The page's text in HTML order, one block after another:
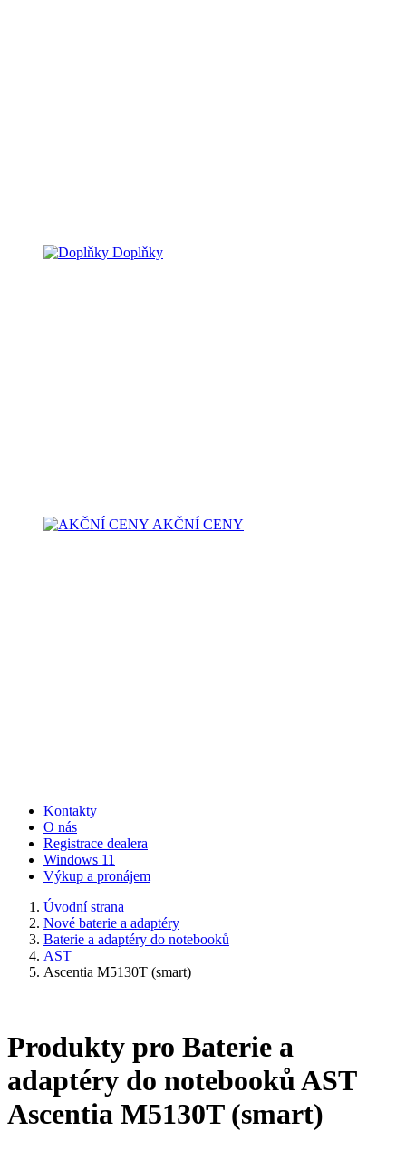
Doplňky
AKČNÍ CENY
Kontakty
O nás
Registrace dealera
Windows 11
Výkup a pronájem
Úvodní strana
Nové baterie a adaptéry
Baterie a adaptéry do notebooků
AST
Ascentia M5130T (smart)
Produkty pro Baterie a
adaptéry do notebooků AST
Ascentia M5130T (smart)